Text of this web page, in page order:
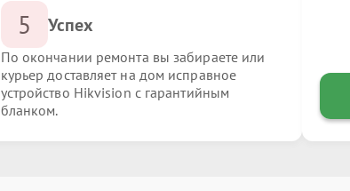
5 Успех
По окончании ремонта вы забираете или
курьер доставляет на дом исправное
устройство Hikvision с гарантийным
бланком.